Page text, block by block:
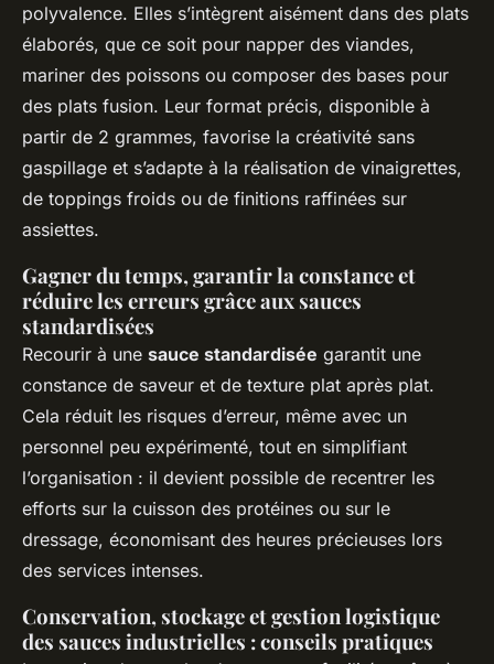
polyvalence. Elles s’intègrent aisément dans des plats
élaborés, que ce soit pour napper des viandes,
mariner des poissons ou composer des bases pour
des plats fusion. Leur format précis, disponible à
partir de 2 grammes, favorise la créativité sans
gaspillage et s’adapte à la réalisation de vinaigrettes,
de toppings froids ou de finitions raffinées sur
assiettes.
Gagner du temps, garantir la constance et
réduire les erreurs grâce aux sauces
standardisées
Recourir à une sauce standardisée garantit une
constance de saveur et de texture plat après plat.
Cela réduit les risques d’erreur, même avec un
personnel peu expérimenté, tout en simplifiant
l’organisation : il devient possible de recentrer les
efforts sur la cuisson des protéines ou sur le
dressage, économisant des heures précieuses lors
des services intenses.
Conservation, stockage et gestion logistique
des sauces industrielles : conseils pratiques